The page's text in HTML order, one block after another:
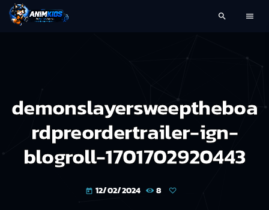
search menu
demonslayersweeptheboa
rdpreordertrailer-ign-
blogroll-1701702920443
today 12/02/2024 8